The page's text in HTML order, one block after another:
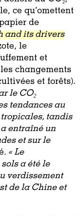
ce qu’omettent
de
and its drivers
le
et
changements
et forêts).
le CO₂
tendances au
tandis
entraîné un
et sur le
. « Le
a été le
verdissement
de la Chine et